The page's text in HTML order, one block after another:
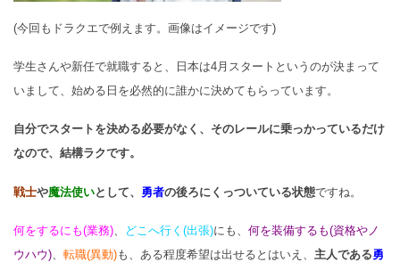
(今回もドラクエで例えます。画像はイメージです)
学生さんや新任で就職すると、
日本は4月スタートというのが決まって
いまして、 始める日を必然的に誰かに決めてもらっています。
自分でスタートを決める必要がなく、そのレールに乗っかっているだけ
なので、結構ラクです。
戦士や魔法使いとして、 勇者の後ろにくっついている状態ですね。
何をするにも(業務) どこへ行く(出張)にも、 何を装備するも(資格やノ
ウハウ)
転職(異動)も、ある程度希望は出せるとはいえ、 主人である勇